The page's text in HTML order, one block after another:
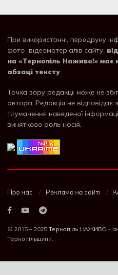
При використанні, передруку
фото-,відеоматеріалів сайту,
на «Тернопіль Наживо!» має
абзаці тексту.
Точка зору редакції може не
автора. Редакція не відповідає
тлумачення наведеної
винятково роль носія.
Про нас Реклама на сайті
© 2015 – 2025 Тернопіль НАЖИВО -
Тернопільщини.